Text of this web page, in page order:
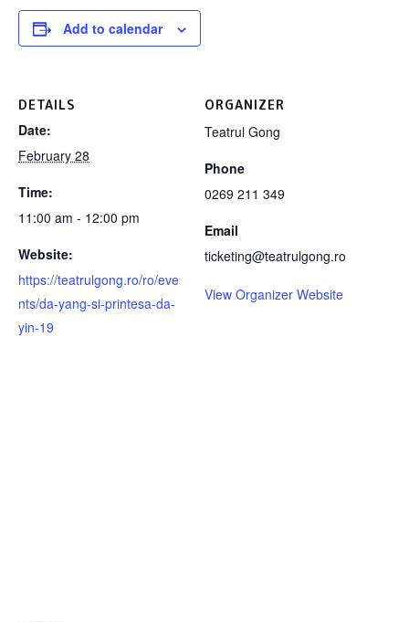
Add to calendar
DETAILS
Date:
February 28
Time:
11:00 am - 12:00 pm
Website:
https://teatrulgong.ro/ro/eve
nts/da-yang-si-printesa-da-
yin-19
ORGANIZER
Teatrul Gong
Phone
0269 211 349
Email
ticketing@teatrulgong.ro
View Organizer Website